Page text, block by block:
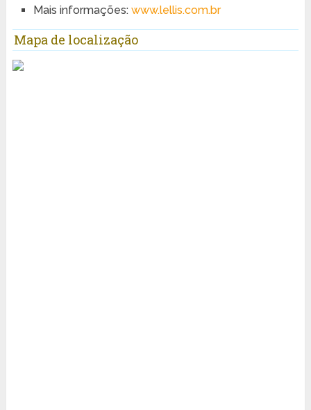
Mais informações: www.lellis.com.br
Mapa de localização